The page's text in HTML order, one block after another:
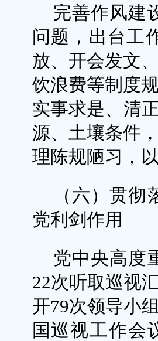
完善作风建
问题，出台工
放、开会发文
饮浪费等制度
实事求是、清
源、土壤条件
理陈规陋习，
（六）贯
党利剑作用
党中央高度
22次听取巡视
开79次领导小
国巡视工作会